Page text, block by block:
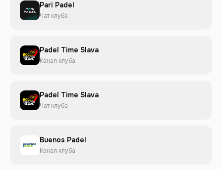
Pari Padel
Чат клуба
Padel Time Slava
Канал клуба
Padel Time Slava
Чат клуба
Buenos Padel
Канал клуба